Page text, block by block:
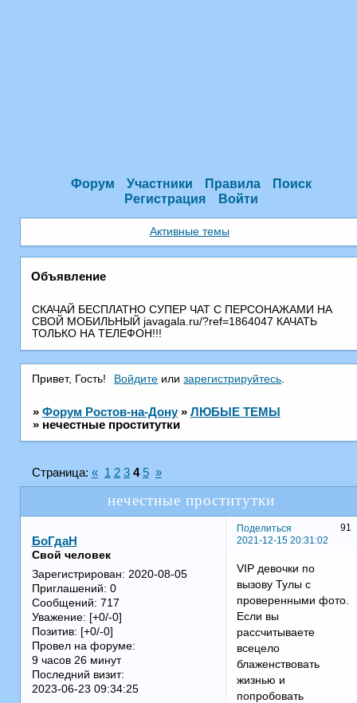
Форум Участники Правила
Поиск
Регистрация
Войти
Активные темы
Объявление
СКАЧАЙ БЕСПЛАТНО СУПЕР ЧАТ С ПEРСОНАЖАМИ НА
СВОЙ МОБИЛЬНЫЙ javagala.ru/?ref=1864047 КАЧАТЬ
ТОЛЬКО НА ТЕЛЕФОН!!!
Привет, Гость! Войдите илизарегистрируйтесь
» Форум Ростов-на-Дону » ЛЮБЫЕ ТЕМЫ
» нечестные проститутки
нечестные проститутки
Страница: « 1 2 3 4 5 »
Поделиться
91
2021-12-15 20:31:02
БоГдаН
Свой человек
Зарегистрирован: 2020-08-05
Приглашений: 0
Сообщений: 717
Уважение: [+0/-0]
Позитив: [+0/-0]
Провел на форуме:
9 часов 26 минут
Последний визит:
2023-06-23 09:34:25
VIP девочки по
вызову Тулы с
проверенными фото.
Если вы
рассчитываете
всецело
блаженствовать
жизнью и
попробовать